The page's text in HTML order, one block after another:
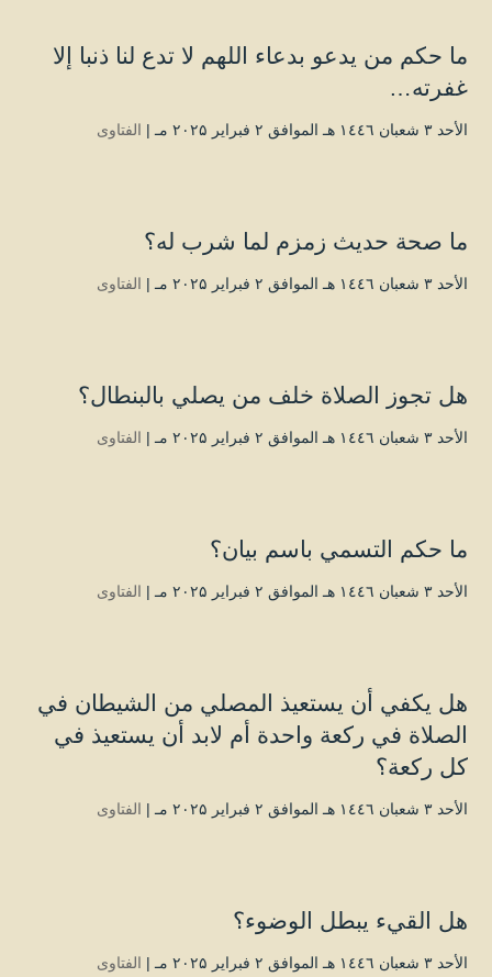
ما حكم من يدعو بدعاء اللهم لا تدع لنا ذنبا إلا
غفرته…
الأحد ۳ شعبان ۱٤٤٦ هـ الموافق ۲ فبراير ۲۰۲۵ مـ | الفتاوى
ما صحة حديث زمزم لما شرب له؟
الأحد ۳ شعبان ۱٤٤٦ هـ الموافق ۲ فبراير ۲۰۲۵ مـ | الفتاوى
هل تجوز الصلاة خلف من يصلي بالبنطال؟
الأحد ۳ شعبان ۱٤٤٦ هـ الموافق ۲ فبراير ۲۰۲۵ مـ | الفتاوى
ما حكم التسمي باسم بيان؟
الأحد ۳ شعبان ۱٤٤٦ هـ الموافق ۲ فبراير ۲۰۲۵ مـ | الفتاوى
هل يكفي أن يستعيذ المصلي من الشيطان في
الصلاة في ركعة واحدة أم لابد أن يستعيذ في
كل ركعة؟
الأحد ۳ شعبان ۱٤٤٦ هـ الموافق ۲ فبراير ۲۰۲۵ مـ | الفتاوى
هل القيء يبطل الوضوء؟
الأحد ۳ شعبان ۱٤٤٦ هـ الموافق ۲ فبراير ۲۰۲۵ مـ | الفتاوى